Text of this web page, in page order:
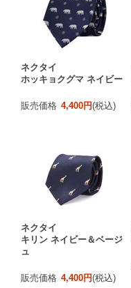
ネクタイ
ホッキョクグマ ネイビー
販売価格 4,400円(税込)
ネクタイ
キリン ネイビー＆ベージ
ュ
販売価格 4,400円(税込)